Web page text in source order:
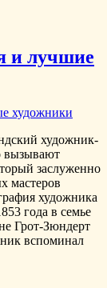
и лучшие
художники
художник-
вызывают
заслуженно
мастеров
художника
года в семье
Грот-Зюндерт
вспоминал